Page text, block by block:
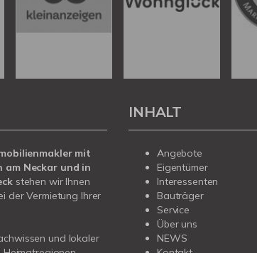
mit
am Neckar und in
stehen wir Ihnen
der Vermietung Ihrer
und lokaler
INHALT
Angebote
Eigentümer
Interessenten
Bauträger
Service
Über uns
NEWS